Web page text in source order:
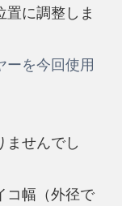
置に調整しま
ーを今回使用
ませんでし
コ幅（外径で